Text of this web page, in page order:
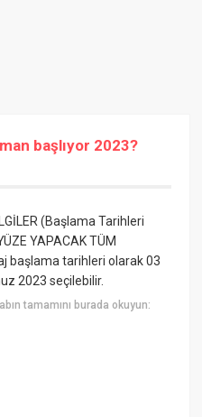
başlıyor 2023?
(Başlama Tarihleri
YAPACAK TÜM
başlama tarihleri olarak 03
2023 seçilebilir.
tamamını burada okuyun: